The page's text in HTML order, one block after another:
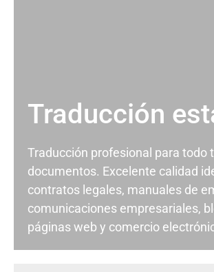
Traducción
Traducción profesional para todo
documentos. Excelente calidad
contratos legales, manuales de
comunicaciones empresariales,
páginas web y comercio